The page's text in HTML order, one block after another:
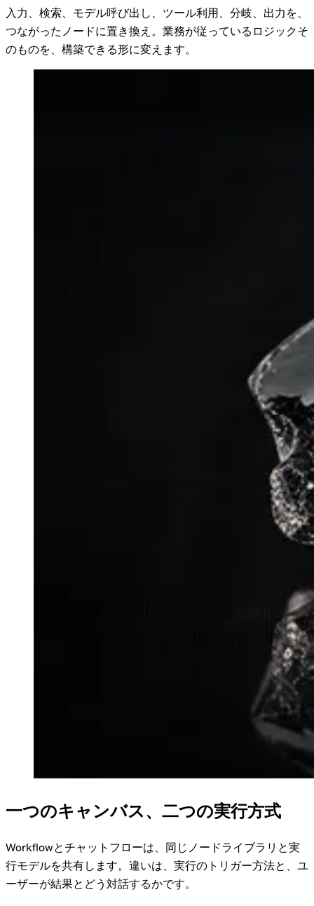
入力、検索、モデル呼び出し、ツール利用、分岐、出力を、
つながったノードに置き換え。業務が従っているロジックそ
のものを、構築できる形に変えます。
一つのキャンバス、 二つの実行方式
Workflowとチャットフローは、同じノードライブラリと実
行モデルを共有します。違いは、実行のトリガー方法と、ユ
ーザーが結果とどう対話するかです。